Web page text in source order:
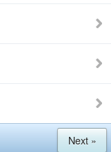
Next »